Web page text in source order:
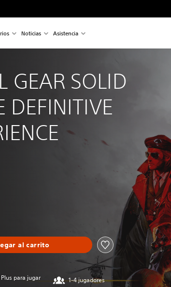
Noticias Asistencia
GEAR SOLID
DEFINITIVE
al carrito
para jugar
1-4 jugadores